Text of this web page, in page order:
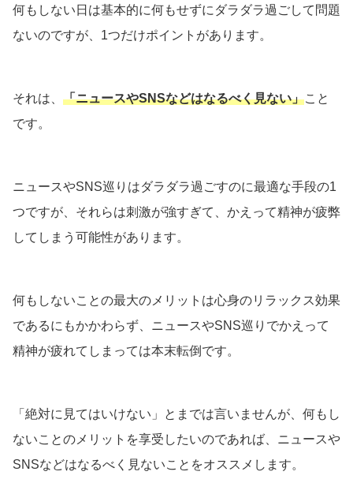
何もしない日は基本的に何もせずにダラダラ過ごして問題
ないのですが、1つだけポイントがあります。
それは、 「ニュースやSNSなどはなるべく見ない」こと
です。
ニュースやSNS巡りはダラダラ過ごすのに最適な手段の1
つですが、それらは刺激が強すぎて、かえって精神が疲弊
してしまう可能性があります。
何もしないことの最大のメリットは心身のリラックス効果
であるにもかかわらず、ニュースやSNS巡りでかえって
精神が疲れてしまっては本末転倒です。
「絶対に見てはいけない」とまでは言いませんが、何もし
ないことのメリットを享受したいのであれば、ニュースや
SNSなどはなるべく見ないことをオススメします。